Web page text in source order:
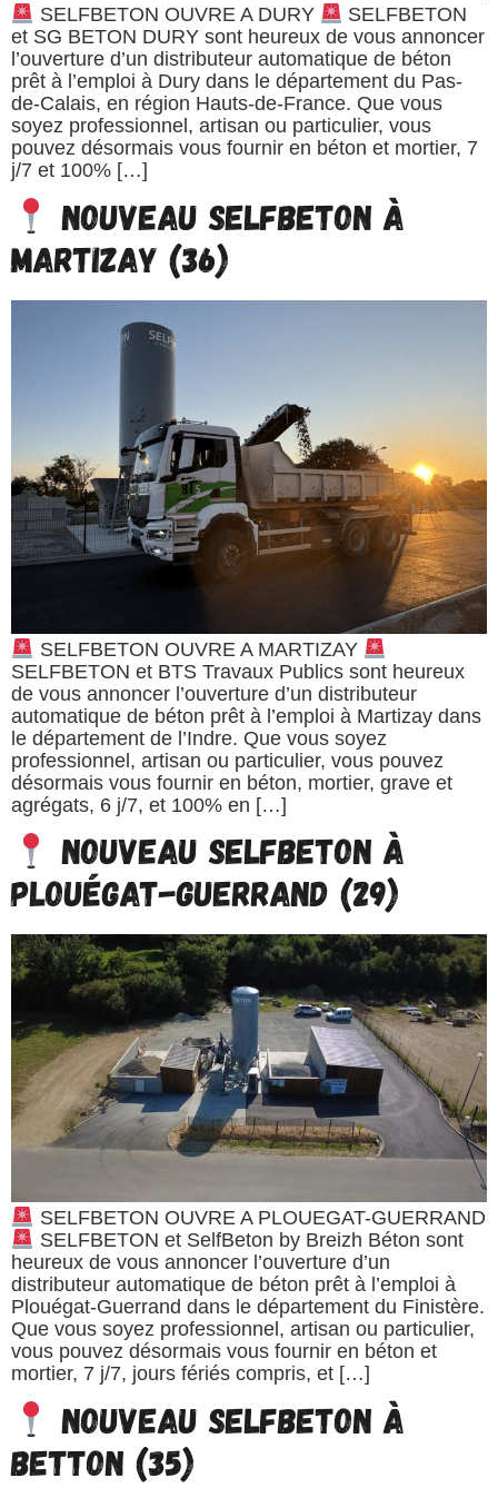
SELFBETON OUVRE A DURY
SELFBETON
et SG BETON DURY sont heureux de vous annoncer
l’ouverture d’un distributeur automatique de béton
prêt à l’emploi à Dury dans le département du Pas-
de-Calais, en région Hauts-de-France. Que vous
soyez professionnel, artisan ou particulier, vous
pouvez désormais vous fournir en béton et mortier, 7
j/7 et 100% […]
Nouveau SELFBETON à
Martizay (36)
SELFBETON OUVRE A MARTIZAY
SELFBETON et BTS Travaux Publics sont heureux
de vous annoncer l’ouverture d’un distributeur
automatique de béton prêt à l’emploi à Martizay dans
le département de l’Indre. Que vous soyez
professionnel, artisan ou particulier, vous pouvez
désormais vous fournir en béton, mortier, grave et
agrégats, 6 j/7, et 100% en […]
Nouveau SELFBETON à
Plouégat-Guerrand (29)
SELFBETON OUVRE A PLOUEGAT-GUERRAND
SELFBETON et SelfBeton by Breizh Béton sont
heureux de vous annoncer l’ouverture d’un
distributeur automatique de béton prêt à l’emploi à
Plouégat-Guerrand dans le département du Finistère.
Que vous soyez professionnel, artisan ou particulier,
vous pouvez désormais vous fournir en béton et
mortier, 7 j/7, jours fériés compris, et […]
Nouveau SELFBETON à
Betton (35)